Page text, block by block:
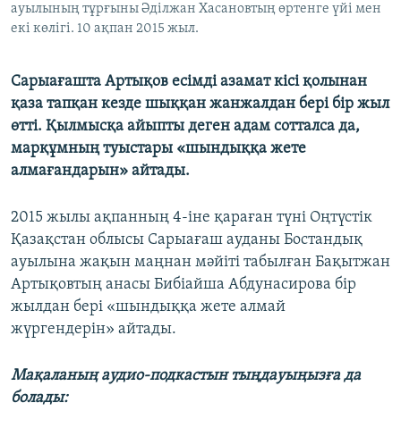
ауылының тұрғыны Әділжан Хасановтың өртенге үйі мен
екі көлігі. 10 ақпан 2015 жыл.
Сарыағашта Артықов есімді азамат кісі қолынан
қаза тапқан кезде шыққан жанжалдан бері бір жыл
өтті. Қылмысқа айыпты деген адам сотталса да,
марқұмның туыстары «шындыққа жете
алмағандарын» айтады.
2015 жылы ақпанның 4-іне қараған түні Оңтүстік
Қазақстан облысы Сарыағаш ауданы Бостандық
ауылына жақын маңнан мәйіті табылған Бақытжан
Артықовтың анасы Бибіайша Абдунасирова бір
жылдан бері «шындыққа жете алмай
жүргендерін» айтады.
Мақаланың аудио-подкастын тыңдауыңызға да
болады: